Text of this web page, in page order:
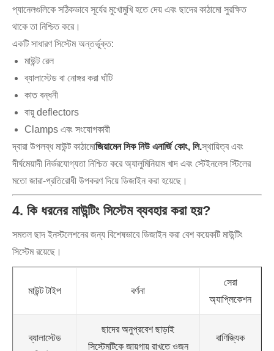
প্যানেলগুলিকে সঠিকভাবে সূর্যের মুখোমুখি হতে দেয় এবং ছাদের কাঠামো সুরক্ষিত
থাকে তা নিশ্চিত করে।
একটি সাধারণ সিস্টেম অন্তর্ভুক্ত:
মাউন্ট রেল
ব্যালাস্টেড বা নোঙ্গর করা ঘাঁটি
কাত বন্ধনী
বায়ু deflectors
Clamps এবং সংযোগকারী
দ্বারা উপলব্ধ মাউন্ট কাঠামোজিয়ামেন সিক নিউ এনার্জি কোং, লি.স্থায়িত্ব এবং
দীর্ঘমেয়াদী নির্ভরযোগ্যতা নিশ্চিত করে অ্যালুমিনিয়াম খাদ এবং স্টেইনলেস স্টিলের
মতো জারা-প্রতিরোধী উপকরণ দিয়ে ডিজাইন করা হয়েছে।
4. কি ধরনের মাউন্টিং সিস্টেম ব্যবহার করা হয়?
সমতল ছাদ ইনস্টলেশনের জন্য বিশেষভাবে ডিজাইন করা বেশ কয়েকটি মাউন্টিং
সিস্টেম রয়েছে।
মাউন্ট টাইপ বর্ণনা
সেরা
অ্যাপ্লিকেশন
ব্যালাস্টেড
ছাদের অনুপ্রবেশ ছাড়াই
সিস্টেমটিকে জায়গায় রাখতে ওজন
বাণিজ্যিক